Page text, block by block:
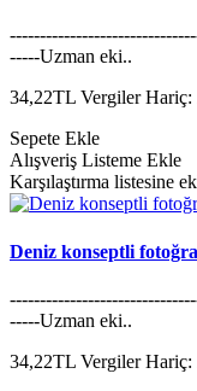
-----Uzman eki..
34,22TL Vergiler
Sepete Ekle
Alışveriş Listeme Ekle
Karşılaştırma listesine
Deniz konseptli
-----Uzman eki..
34,22TL Vergiler